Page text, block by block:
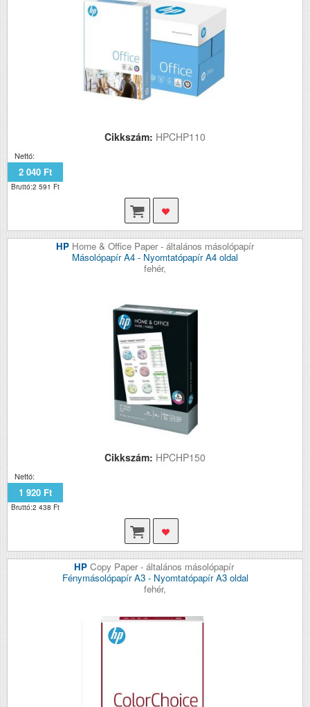
Cikkszám: HPCHP110
Nettó:
2 040 Ft
Bruttó:2 591 Ft
HP Home & Office Paper - általános másolópapír
Másolópapír A4 - Nyomtatópapír A4 oldal
fehér,
Cikkszám: HPCHP150
Nettó:
1 920 Ft
Bruttó:2 438 Ft
HP Copy Paper - általános másolópapír
Fénymásolópapír A3 - Nyomtatópapír A3 oldal
fehér,